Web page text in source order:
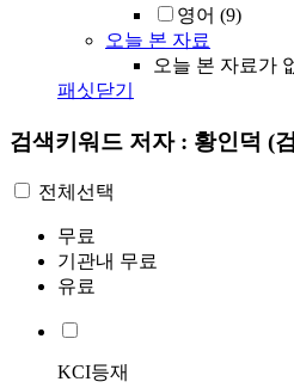
영어 (9)
오늘 본 자료
오늘 본 자료가
패싯닫기
검색키워드 저자 : 황인덕 (
전체선택
무료
기관내 무료
유료
KCI등재